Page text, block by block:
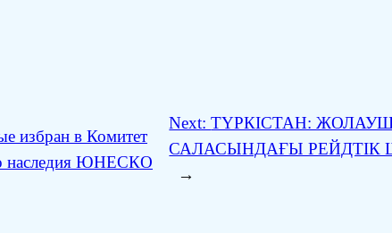
избран в Комитет
наследия ЮНЕСКО
Next:ТҮРКІСТАН:
САЛАСЫНДАҒЫ РЕЙДТІК
→